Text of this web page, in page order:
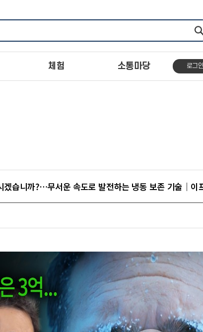
체험 소통마당 로그인
습니까?…무서운 속도로 발전하는 냉동 보존 기술｜이